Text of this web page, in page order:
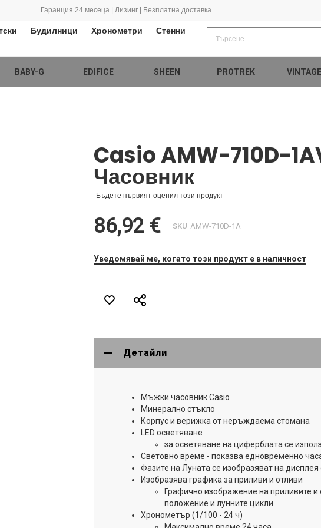
Гаранция 24 месеца | Лизинг | Безплатна доставка
Будилници Хронометри
Стенни
BABY-G EDIFICE SHEEN PROTREK VINTAGE
Casio AMW-710D-
Часовник
Бъдете първият оценил този продукт
86,92 € SKU AMW-710D-1A
Уведомявай ме, когато този продукт е в наличност
Детайли
Мъжки часовник Casio
Минерално стъкло
Корпус и верижка от неръждаема стомана
LED осветяване
за осветяване на циферблата се
Световно време - показва едновременно
Фазите на Луната се изобразяват на
Изобразява графика за приливи и отливи
Графично изображение на приливите и
положение и лунните цикли
Хронометър (1/100 - 24 ч)